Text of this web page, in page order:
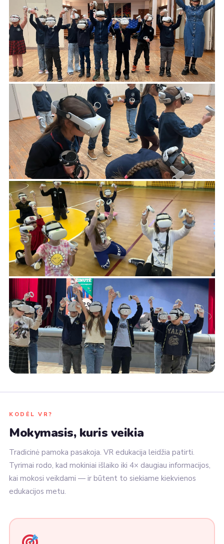
KODĖL VR?
Mokymasis, kuris veikia
Tradicinė pamoka pasakoja. VR edukacija leidžia patirti.
Tyrimai rodo, kad mokiniai išlaiko iki 4× daugiau informacijos,
kai mokosi veikdami — ir būtent to siekiame kiekvienos
edukacijos metu.